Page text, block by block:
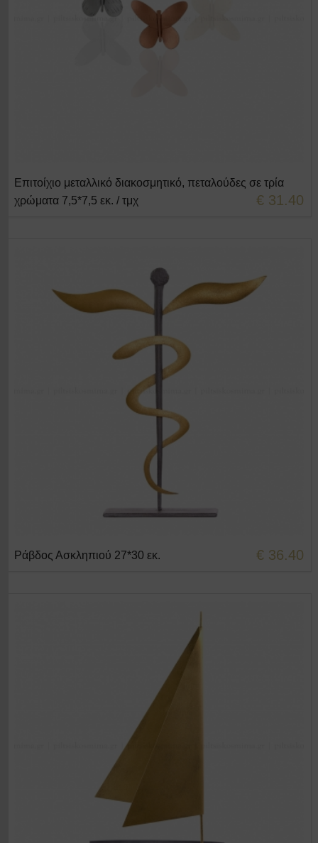
+ΣΤΟ ΚΑΛΑΘΙ
Επιτοίχιο μεταλλικό διακοσμητικό, πεταλούδες σε τρία
χρώματα 7,5*7,5 εκ. / τμχ
€ 31.40
+ΣΤΟ ΚΑΛΑΘΙ
Ράβδος Ασκληπιού 27*30 εκ. € 36.40